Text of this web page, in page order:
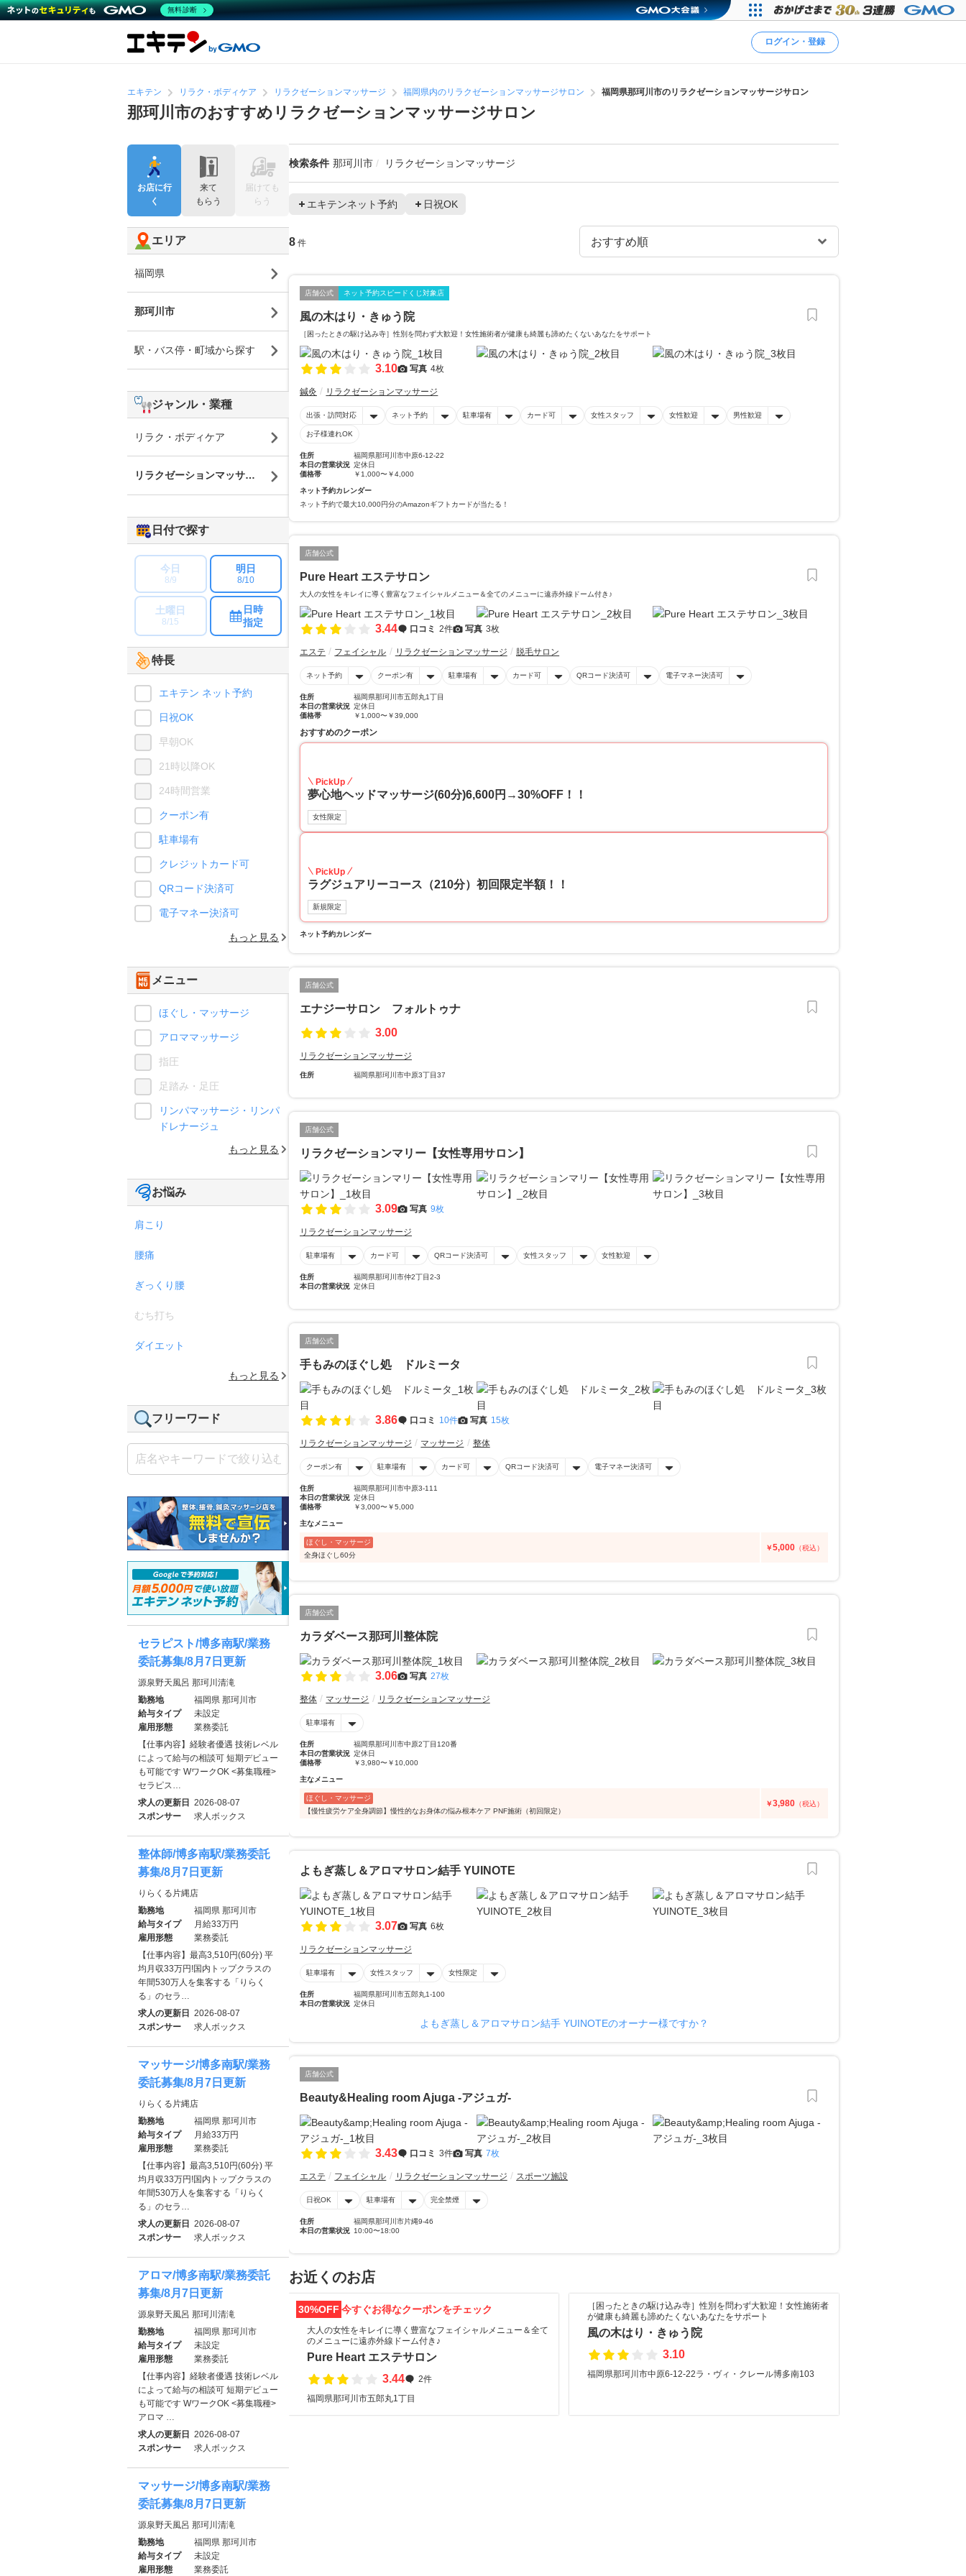
ログイン・登録
エキテン リラク・ボディケア リラクゼーションマッサージ 福岡県内のリラクゼーションマッサージサロン 福岡県那珂川市のリラクゼーションマッサージサロン
那珂川市のおすすめリラクゼーションマッサージサロン
検索条件 那珂川市 リラクゼーションマッサージ
エキテンネット予約 日祝OK
8 件
店舗公式 ネット予約スピードくじ対象店
風の木はり・きゅう院
［困ったときの駆け込み寺］性別を問わず大歓迎！女性施術者が健康も綺麗も諦めたくないあなたをサポート
3.10 写真 4枚
鍼灸 リラクゼーションマッサージ
出張・訪問対応 ネット予約 駐車場有 カード可 女性スタッフ 女性歓迎 男性歓迎
お子様連れOK
住所
福岡県那珂川市中原6-12-22
本日の営業状況 定休日
価格帯
￥1,000〜￥4,000
ネット予約カレンダー
ネット予約で最大10,000円分のAmazonギフトカードが当たる！
店舗公式
Pure Heart エステサロン
大人の女性をキレイに導く豊富なフェイシャルメニュー＆全てのメニューに遠赤外線ドーム付き♪
3.44 口コミ 2件 写真 3枚
エステ フェイシャル リラクゼーションマッサージ 脱毛サロン
ネット予約 クーポン有 駐車場有 カード可 QRコード決済可 電子マネー決済可
住所
福岡県那珂川市五郎丸1丁目
本日の営業状況 定休日
価格帯
￥1,000〜￥39,000
おすすめのクーポン
PickUp
夢心地ヘッドマッサージ(60分)6,600円→30%OFF！！
女性限定
PickUp
ラグジュアリーコース（210分）初回限定半額！！
新規限定
ネット予約カレンダー
店舗公式
エナジーサロン フォルトゥナ
3.00
リラクゼーションマッサージ
住所 福岡県那珂川市中原3丁目37
店舗公式
リラクゼーションマリー【女性専用サロン】
3.09 写真 9枚
リラクゼーションマッサージ
駐車場有 カード可 QRコード決済可 女性スタッフ 女性歓迎
住所
福岡県那珂川市仲2丁目2-3
本日の営業状況 定休日
店舗公式
手もみのほぐし処 ドルミータ
3.86 口コミ 10件 写真 15枚
リラクゼーションマッサージ マッサージ 整体
クーポン有 駐車場有 カード可 QRコード決済可 電子マネー決済可
住所
福岡県那珂川市中原3-111
本日の営業状況 定休日
価格帯
￥3,000〜￥5,000
主なメニュー
ほぐし・マッサージ
全身ほぐし60分
￥5,000 （税込）
店舗公式
カラダベース那珂川整体院
3.06 写真 27枚
整体 マッサージ リラクゼーションマッサージ
駐車場有
住所
福岡県那珂川市中原2丁目120番
本日の営業状況 定休日
価格帯
￥3,980〜￥10,000
主なメニュー
ほぐし・マッサージ
【慢性疲労ケア全身調節】慢性的なお身体の悩み根本ケア PNF施術（初回限定）
￥3,980 （税込）
よもぎ蒸し＆アロマサロン結手 YUINOTE
3.07 写真 6枚
リラクゼーションマッサージ
駐車場有 女性スタッフ 女性限定
住所
福岡県那珂川市五郎丸1-100
本日の営業状況 定休日
よもぎ蒸し＆アロマサロン結手 YUINOTEのオーナー様ですか？
店舗公式
Beauty&Healing room Ajuga -アジュガ-
3.43 口コミ 3件 写真 7枚
エステ フェイシャル リラクゼーションマッサージ スポーツ施設
日祝OK 駐車場有 完全禁煙
住所
福岡県那珂川市片縄9-46
本日の営業状況 10:00〜18:00
お近くのお店
30%OFF 今すぐお得なクーポンをチェック
大人の女性をキレイに導く豊富なフェイシャルメニュー＆全て
のメニューに遠赤外線ドーム付き♪
Pure Heart エステサロン
3.44
2件
福岡県那珂川市五郎丸1丁目
［困ったときの駆け込み寺］性別を問わず大歓迎！女性施術者
が健康も綺麗も諦めたくないあなたをサポート
風の木はり・きゅう院
3.10
福岡県那珂川市中原6-12-22ラ・ヴィ・クレール博多南103
お店に行
く
来て
もらう
届けても
らう
エリア
福岡県
那珂川市
駅・バス停・町域から探す
ジャンル・業種
リラク・ボディケア
リラクゼーションマッサージ
日付で探す
今日
8/9
明日
8/10
土曜日
8/15
日時
指定
特長
エキテン ネット予約
日祝OK
早朝OK
21時以降OK
24時間営業
クーポン有
駐車場有
クレジットカード可
QRコード決済可
電子マネー決済可
もっと見る
メニュー
ほぐし・マッサージ
アロママッサージ
指圧
足踏み・足圧
リンパマッサージ・リンパ
ドレナージュ
もっと見る
お悩み
肩こり
腰痛
ぎっくり腰
むち打ち
ダイエット
もっと見る
フリーワード
セラピスト/博多南駅/業務
委託募集/8月7日更新
源泉野天風呂 那珂川清滝
勤務地
福岡県 那珂川市
給与タイプ
未設定
雇用形態
業務委託
【仕事内容】経験者優遇 技術レベル
によって給与の相談可 短期デビュー
も可能です WワークOK <募集職種>
セラピス…
求人の更新日 2026-08-07
スポンサー
求人ボックス
整体師/博多南駅/業務委託
募集/8月7日更新
りらくる片縄店
勤務地
福岡県 那珂川市
給与タイプ
月給33万円
雇用形態
業務委託
【仕事内容】最高3,510円(60分) 平
均月収33万円!国内トップクラスの
年間530万人を集客する「りらく
る」のセラ…
求人の更新日 2026-08-07
スポンサー
求人ボックス
マッサージ/博多南駅/業務
委託募集/8月7日更新
りらくる片縄店
勤務地
福岡県 那珂川市
給与タイプ
月給33万円
雇用形態
業務委託
【仕事内容】最高3,510円(60分) 平
均月収33万円!国内トップクラスの
年間530万人を集客する「りらく
る」のセラ…
求人の更新日 2026-08-07
スポンサー
求人ボックス
アロマ/博多南駅/業務委託
募集/8月7日更新
源泉野天風呂 那珂川清滝
勤務地
福岡県 那珂川市
給与タイプ
未設定
雇用形態
業務委託
【仕事内容】経験者優遇 技術レベル
によって給与の相談可 短期デビュー
も可能です WワークOK <募集職種>
アロマ …
求人の更新日 2026-08-07
スポンサー
求人ボックス
マッサージ/博多南駅/業務
委託募集/8月7日更新
源泉野天風呂 那珂川清滝
勤務地
福岡県 那珂川市
給与タイプ
未設定
雇用形態
業務委託
無料診断